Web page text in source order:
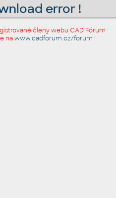
error !
členy webu CAD Fórum
nawww.cadforum.cz/forum !